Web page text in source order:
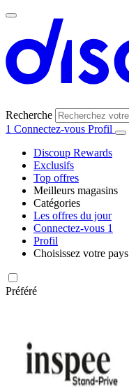
Recherche
1 Connectez-vous Profil
Discoup Rewards
Exclusifs
Top offres
Meilleurs magasins
AliExpress
ManoMano
Catégories
Vêtements et
chaussures
Les offres du jour
Connectez-vous 1
Profil
Choisissez votre pays
Préféré